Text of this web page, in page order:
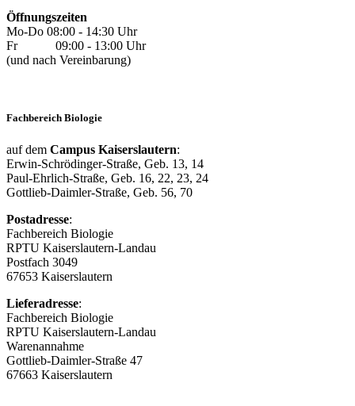
Öffnungszeiten
Mo-Do 08:00 - 14:30 Uhr
Fr 09:00 - 13:00 Uhr
(und nach Vereinbarung)
Fachbereich Biologie
auf dem Campus Kaiserslautern:
Erwin-Schrödinger-Straße, Geb. 13, 14
Paul-Ehrlich-Straße, Geb. 16, 22, 23, 24
Gottlieb-Daimler-Straße, Geb. 56, 70
Postadresse:
Fachbereich Biologie
RPTU Kaiserslautern-Landau
Postfach 3049
67653 Kaiserslautern
Lieferadresse:
Fachbereich Biologie
RPTU Kaiserslautern-Landau
Warenannahme
Gottlieb-Daimler-Straße 47
67663 Kaiserslautern